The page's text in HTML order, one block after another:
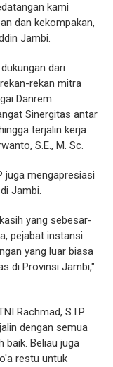
kami
dan kekompakan,
Jambi.
dari
rekan mitra
Danrem
Sinergitas antar
terjalin kerja
S.E., M. Sc.
juga mengapresiasi
Jambi.
yang sebesar-
pejabat instansi
yang luar biasa
di Provinsi Jambi,"
Rachmad, S.I.P
dengan semua
baik. Beliau juga
restu untuk